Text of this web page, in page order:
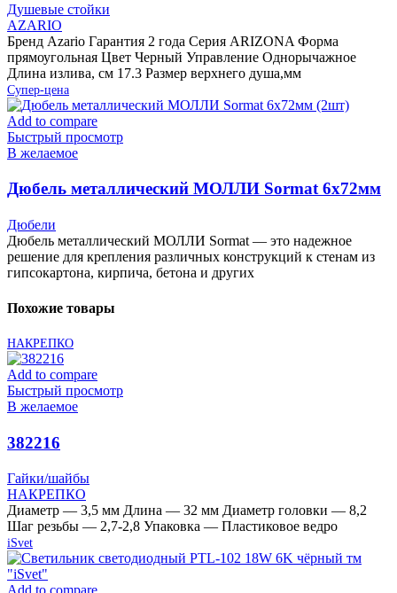
прямоугольная, черный
Душевые стойки
AZARIO
Бренд Azario Гарантия 2 года Серия ARIZONA Форма
прямоугольная Цвет Черный Управление Однорычажное
Длина излива, см 17.3 Размер верхнего душа,мм
Супер-цена
Add to compare
Быстрый просмотр
В желаемое
Дюбель металлический МОЛЛИ Sormat 6х72мм
Дюбели
Дюбель металлический МОЛЛИ Sormat — это надежное
решение для крепления различных конструкций к стенам из
гипсокартона, кирпича, бетона и других
Похожие товары
НАКРЕПКО
Add to compare
Быстрый просмотр
В желаемое
382216
Гайки/шайбы
НАКРЕПКО
Диаметр — 3,5 мм Длина — 32 мм Диаметр головки — 8,2
Шаг резьбы — 2,7-2,8 Упаковка — Пластиковое ведро
iSvet